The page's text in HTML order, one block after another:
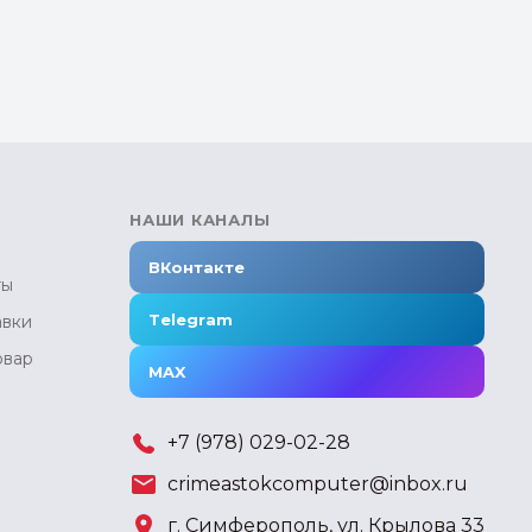
НАШИ КАНАЛЫ
ВКонтакте
Telegram
MAX
+7 (978) 029-02-28
crimeastokcomputer@inbox.ru
г. Симферополь, ул. Крылова 33